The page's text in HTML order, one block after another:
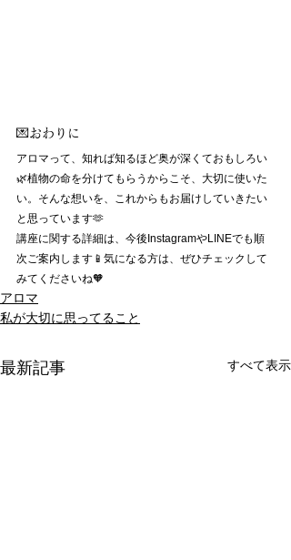
💌おわりに
アロマって、知れば知るほど奥が深くておもしろい
🌿植物の命を分けてもらうからこそ、大切に使いた
い。そんな想いを、これからもお届けしていきたい
と思っています🫶
講座に関する詳細は、今後InstagramやLINEでも順
次ご案内します📱気になる方は、ぜひチェックして
みてくださいね🧡
アロマ
私が大切に思ってること
最新記事 すべて表示